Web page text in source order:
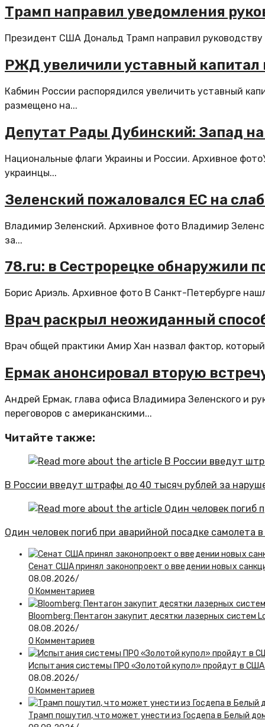
Трамп направил уведомления
Президент США Дональд Трамп направил
РЖД увеличили уставный капитал
Кабмин России распорядился увеличить уставный
размещено на...
Депутат Рады Дубинский: Запад
Национальные флаги Украины и России. Архивное
украинцы...
Зеленский пожаловался ЕС на
Владимир Зеленский. Архивное фото Владимир
за...
78.ru: в Сестрорецке обнаружили
Борис Ариэль. Архивное фото В Санкт-Петербурге
Врач раскрыл неожиданный
Врач общей практики Амир Хан назвал фактор,
Ермак анонсировал вторую
Андрей Ермак, глава офиса Владимира Зеленского и
переговоров с американскими...
Читайте также:
В России введут штрафы до 40 тысяч рублей за
Один человек погиб при аварийной посадке самолета
Сенат США принял законопроект о введении новых
08.08.2026/
0 Комментариев
Bloomberg: Пентагон закупит десятки лазерных систем
08.08.2026/
0 Комментариев
Испытания системы ПРО «Золотой купол» пройдут в
08.08.2026/
0 Комментариев
Трамп пошутил, что может унести из Госдепа в Белый